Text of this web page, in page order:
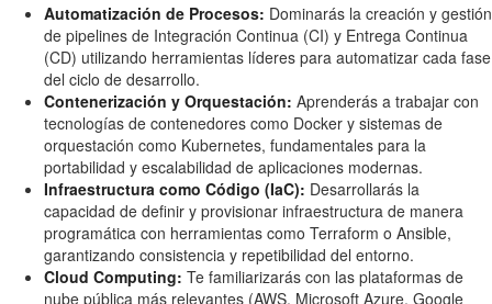
Automatización de Procesos: Dominarás la creación y gestión
de pipelines de Integración Continua (CI) y Entrega Continua
(CD) utilizando herramientas líderes para automatizar cada fase
del ciclo de desarrollo.
Contenerización y Orquestación: Aprenderás a trabajar con
tecnologías de contenedores como Docker y sistemas de
orquestación como Kubernetes, fundamentales para la
portabilidad y escalabilidad de aplicaciones modernas.
Infraestructura como Código (IaC): Desarrollarás la
capacidad de definir y provisionar infraestructura de manera
programática con herramientas como Terraform o Ansible,
garantizando consistencia y repetibilidad del entorno.
Cloud Computing: Te familiarizarás con las plataformas de
nube pública más relevantes (AWS, Microsoft Azure, Google